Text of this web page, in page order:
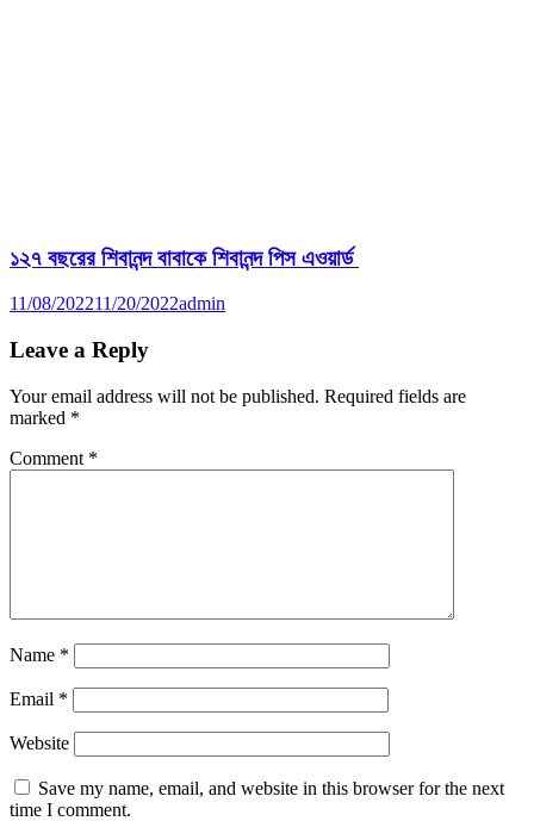
১২৭ বছরের শিবানন্দ বাবাকে শিবানন্দ পিস এওয়ার্ড
11/08/202211/20/2022admin
Leave a Reply
Your email address will not be published. Required fields are
marked *
Comment *
Name *
Email *
Website
Save my name, email, and website in this browser for the next
time I comment.